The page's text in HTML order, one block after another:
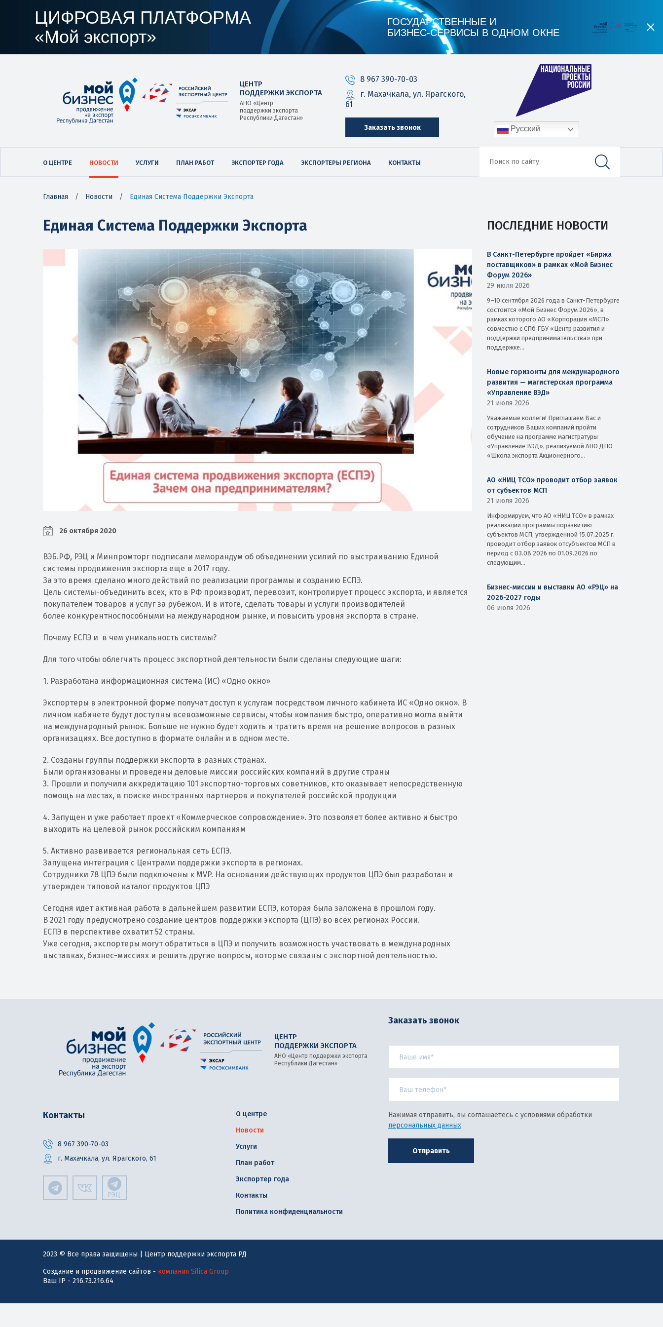
ЦИФРОВАЯ ПЛАТФОРМА
«Мой экспорт»
ГОСУДАРСТВЕННЫЕ И
БИЗНЕС‑СЕРВИСЫ В ОДНОМ ОКНЕ
ЦЕНТР
ПОДДЕРЖКИ ЭКСПОРТА
АНО «Центр
поддержки экспорта
Республики Дагестан»
8 967 390-70-03
г. Махачкала, ул. Ярагского,
61
Заказать звонок Русский
О ЦЕНТРЕ НОВОСТИ УСЛУГИ ПЛАН РАБОТ ЭКСПОРТЕР ГОДА ЭКСПОРТЕРЫ РЕГИОНА КОНТАКТЫ
Главная / Новости / Единая Система Поддержки Экспорта
Единая Система Поддержки Экспорта
26 октября 2020
ВЭБ.РФ, РЭЦ и Минпромторг подписали меморандум об объединении усилий по выстраиванию Единой
системы продвижения экспорта еще в 2017 году.
За это время сделано много действий по реализации программы и созданию ЕСПЭ.
Цель системы-объединить всех, кто в РФ производит, перевозит, контролирует процесс экспорта, и является
покупателем товаров и услуг за рубежом. И в итоге, сделать товары и услуги производителей
более конкурентноспособными на международном рынке, и повысить уровня экспорта в стране.
Почему ЕСПЭ и в чем уникальность системы?
Для того чтобы облегчить процесс экспортной деятельности были сделаны следующие шаги:
1. Разработана информационная система (ИС) «Одно окно»
Экспортеры в электронной форме получат доступ к услугам посредством личного кабинета ИС «Одно окно». В
личном кабинете будут доступны всевозможные сервисы, чтобы компания быстро, оперативно могла выйти
на международный рынок. Больше не нужно будет ходить и тратить время на решение вопросов в разных
организациях. Все доступно в формате онлайн и в одном месте.
2. Созданы группы поддержки экспорта в разных странах.
Были организованы и проведены деловые миссии российских компаний в другие страны
3. Прошли и получили аккредитацию 101 экспортно-торговых советников, кто оказывает непосредственную
помощь на местах, в поиске иностранных партнеров и покупателей российской продукции
4. Запущен и уже работает проект «Коммерческое сопровождение». Это позволяет более активно и быстро
выходить на целевой рынок российским компаниям
5. Активно развивается региональная сеть ЕСПЭ.
Запущена интеграция с Центрами поддержки экспорта в регионах.
Сотрудники 78 ЦПЭ были подключены к MVP. На основании действующих продуктов ЦПЭ был разработан и
утвержден типовой каталог продуктов ЦПЭ
Сегодня идет активная работа в дальнейшем развитии ЕСПЭ, которая была заложена в прошлом году.
В 2021 году предусмотрено создание центров поддержки экспорта (ЦПЭ) во всех регионах России.
ЕСПЭ в перспективе охватит 52 страны.
Уже сегодня, экспортеры могут обратиться в ЦПЭ и получить возможность участвовать в международных
выставках, бизнес-миссиях и решить другие вопросы, которые связаны с экспортной деятельностью.
ПОСЛЕДНИЕ НОВОСТИ
В Санкт-Петербурге пройдет «Биржа
поставщиков» в рамках «Мой Бизнес
Форум 2026»
29 июля 2026
9–10 сентября 2026 года в Санкт-Петербурге
состоится «Мой Бизнес Форум 2026», в
рамках которого АО «Корпорация «МСП»
совместно с СПб ГБУ «Центр развития и
поддержки предпринимательства» при
поддержке...
Новые горизонты для международного
развития — магистерская программа
«Управление ВЭД»
21 июля 2026
Уважаемые коллеги! Приглашаем Вас и
сотрудников Ваших компаний пройти
обучение на программе магистратуры
«Управление ВЭД», реализуемой АНО ДПО
«Школа экспорта Акционерного...
АО «НИЦ ТСО» проводит отбор заявок
от субъектов МСП
21 июля 2026
Информируем, что АО «НИЦ ТСО» в рамках
реализации программы поразвитию
субъектов МСП, утвержденной 15.07.2025 г.
проводит отбор заявок отсубъектов МСП в
период с 03.08.2026 по 01.09.2026 по
следующим...
Бизнес-миссии и выставки АО «РЭЦ» на
2026-2027 годы
06 июля 2026
ЦЕНТР
ПОДДЕРЖКИ ЭКСПОРТА
АНО «Центр поддержки экспорта
Республики Дагестан»
Контакты
8 967 390-70-03
г. Махачкала, ул. Ярагского, 61
РЭЦ
О центре
Новости
Услуги
План работ
Экспортер года
Контакты
Политика конфиденциальности
Заказать звонок
Нажимая отправить, вы соглашаетесь с условиями обработки
персональных данных
Отправить
2023 © Все права защищены | Центр поддержки экспорта РД
Создание и продвижение сайтов - компания Silica Group
Ваш IP - 216.73.216.64